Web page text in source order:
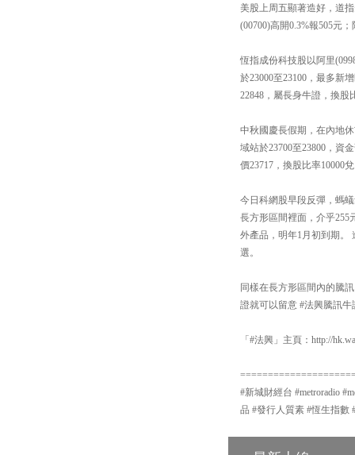
美股上周五顯著造好，道
(00700)高開0.3%報505元
恆指成份科技股以阿里
於23000至23100，最多新
22848，屬長身牛證，換股
中秋國慶長假期，在內地
域站於23700至23800，資
價23717，換股比率10000
今日科網股早段反彈，螞
長方形區間裡面，介乎255
外產品，明年1月初到期。
選。
同樣在長方形區間內的騰
證就可以留意 #法興騰訊牛
「#法興」主頁：http://
#新城財經台 #metroradio
品 #發行人質素 #恆生指數